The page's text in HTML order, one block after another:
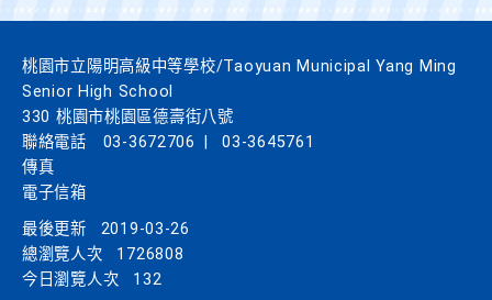
桃園市立陽明高級中等學校/Taoyuan Municipal Yang Ming
Senior High School
330 桃園市桃園區德壽街八號
聯絡電話
03-3672706
03-3645761
傳真
電子信箱
最後更新
2019-03-26
總瀏覽人次
1726808
今日瀏覽人次
132